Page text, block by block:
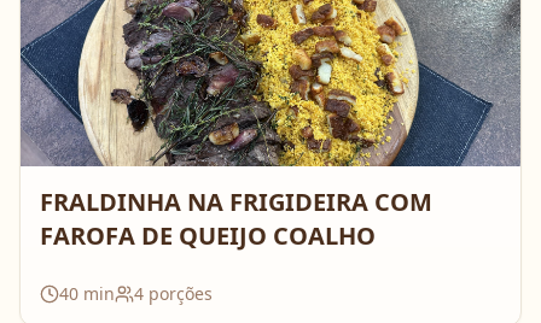
FRALDINHA NA FRIGIDEIRA COM
FAROFA DE QUEIJO COALHO
40 min 4 porções